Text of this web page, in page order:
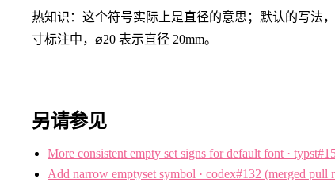
热知识：这个符号实际上是直径的意思；默认的写法
寸标注中，⌀20 表示直径 20mm。
另请参见
More consistent empty set signs for default font ·
Add narrow emptyset symbol · codex#132 (merged pull